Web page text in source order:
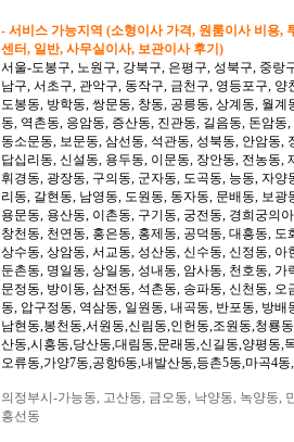
- 서비스 가능지역 (소형이사 가격, 원룸이사 비용,
센터, 일반, 사무실이사, 보관이사 후기)
서울-도봉구, 노원구, 강북구, 은평구, 성북구, 중랑
남구, 서초구, 관악구, 동작구, 금천구, 영등포구, 양
도봉동, 방학동, 쌍문동, 창동, 공릉동, 상계동, 월
동, 역촌동, 응암동, 증산동, 진관동, 길음동, 돈암동,
동소문동, 보문동, 삼선동, 석관동, 성북동, 안암동,
답십리동, 신설동, 용두동, 이문동, 장안동, 전농동,
휘경동, 광장동, 구의동, 군자동, 도곡동, 능동, 자
리동, 갈현동, 남영동, 도원동, 동자동, 문배동, 보광
용문동, 용산동, 이촌동, 구기동, 궁전동, 경희궁의
창천동, 천연동, 홍은동, 홍제동, 공덕동, 대흥동, 도
상수동, 상암동, 서교동, 성산동, 신수동, 신정동,
둔촌동, 명일동, 상일동, 성내동, 암사동, 천호동, 가
문정동, 방이동, 삼전동, 석촌동, 송파동, 신천동,
동, 압구정동, 역삼동, 일원동, 내곡동, 반포동, 방
남현동,봉천동,서원동,신림동,인헌동,조원동,청룡
산동,시흥동,당산동,대림동,문래동,신길동,양평동,
오류동,가양7동,공항6동,내발산동,등촌5동,마곡4
의정부시-가능동, 고산동, 금오동, 낙양동, 녹양동,
흥선동